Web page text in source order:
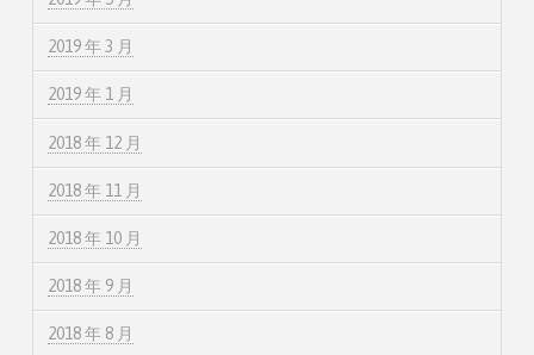
2019 年 3 月
2019 年 1 月
2018 年 12 月
2018 年 11 月
2018 年 10 月
2018 年 9 月
2018 年 8 月